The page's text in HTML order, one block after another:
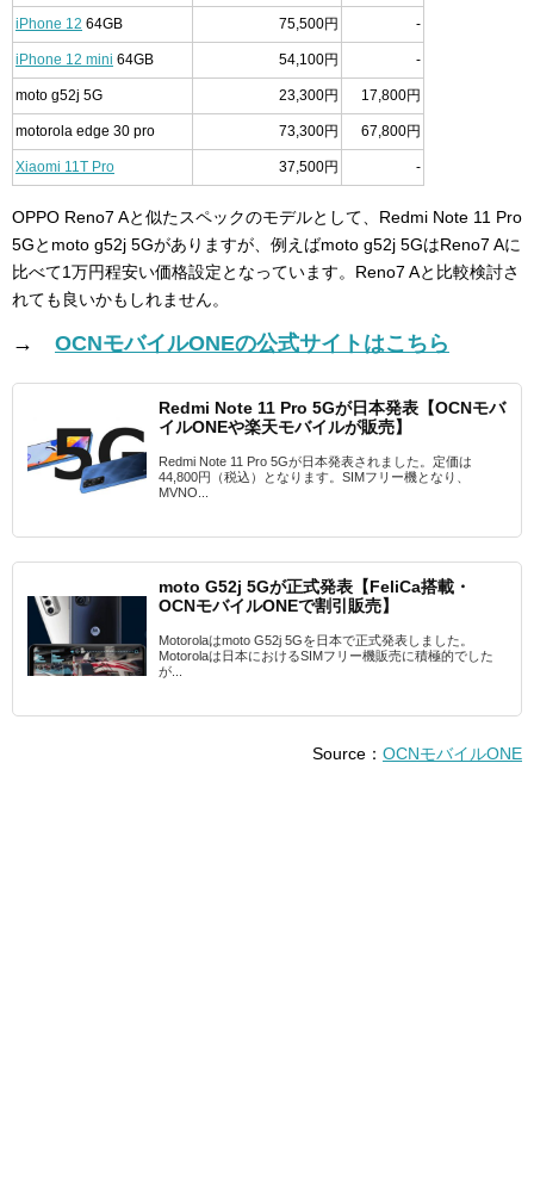
iPhone 12 64GB 75,500円 -
iPhone 12 mini 64GB 54,100円 -
moto g52j 5G 23,300円 17,800円
motorola edge 30 pro 73,300円 67,800円
Xiaomi 11T Pro 37,500円 -
OPPO Reno7 Aと似たスペックのモデルとして、Redmi Note 11 Pro
5Gとmoto g52j 5Gがありますが、例えばmoto g52j 5GはReno7 Aに
比べて1万円程安い価格設定となっています。Reno7 Aと比較検討さ
れても良いかもしれません。
→ OCNモバイルONEの公式サイトはこちら
Redmi Note 11 Pro 5Gが日本発表【OCNモバ
イルONEや楽天モバイルが販売】
Redmi Note 11 Pro 5Gが日本発表されました。定価は
44,800円（税込）となります。SIMフリー機となり、
MVNO...
moto G52j 5Gが正式発表【FeliCa搭載・
OCNモバイルONEで割引販売】
Motorolaはmoto G52j 5Gを日本で正式発表しました。
Motorolaは日本におけるSIMフリー機販売に積極的でした
が...
Source： OCNモバイルONE